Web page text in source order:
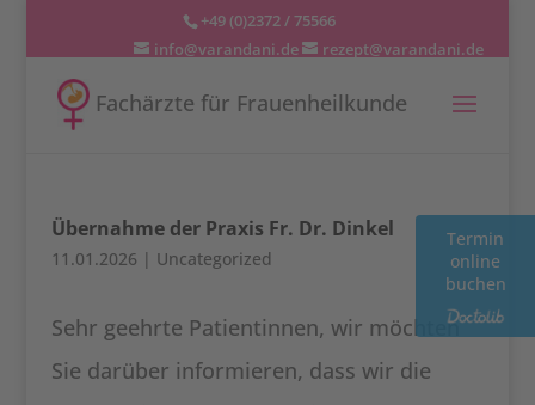
+49 (0)2372 / 75566
info@varandani.de
rezept@varandani.de
Fachärzte für Frauenheilkunde
Übernahme der Praxis Fr. Dr. Dinkel
11.01.2026 | Uncategorized
Sehr geehrte Patientinnen, wir möchten
Sie darüber informieren, dass wir die
Termin
online
buchen